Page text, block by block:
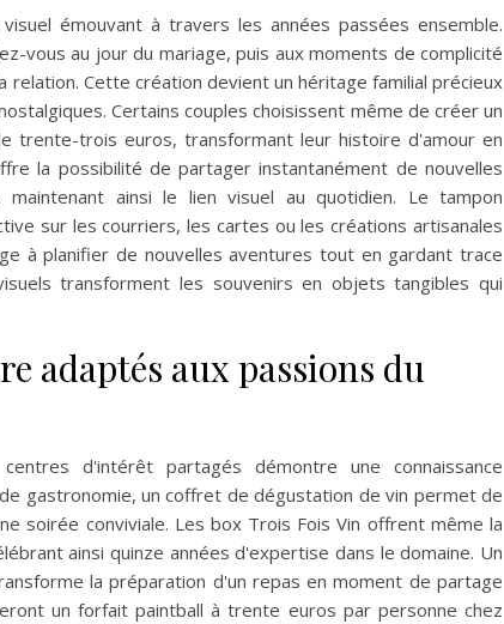
émouvant à travers les années passées ensemble.
vous au jour du mariage, puis aux moments de complicité
Cette création devient un héritage familial précieux
Certains couples choisissent même de créer un
trente-trois euros, transformant leur histoire d'amour en
la possibilité de partager instantanément de nouvelles
ainsi le lien visuel au quotidien. Le tampon
sur les courriers, les cartes ou les créations artisanales
à planifier de nouvelles aventures tout en gardant trace
transforment les souvenirs en objets tangibles qui
adaptés aux passions du
d'intérêt partagés démontre une connaissance
gastronomie, un coffret de dégustation de vin permet de
soirée conviviale. Les box Trois Fois Vin offrent même la
ainsi quinze années d'expertise dans le domaine. Un
la préparation d'un repas en moment de partage
un forfait paintball à trente euros par personne chez